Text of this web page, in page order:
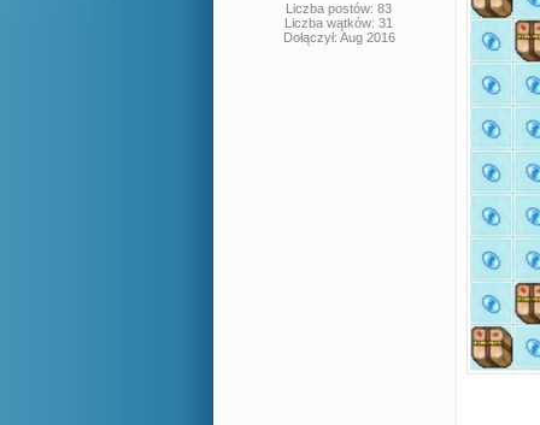
Liczba postów: 83
Liczba wątków: 31
Dołączył: Aug 2016